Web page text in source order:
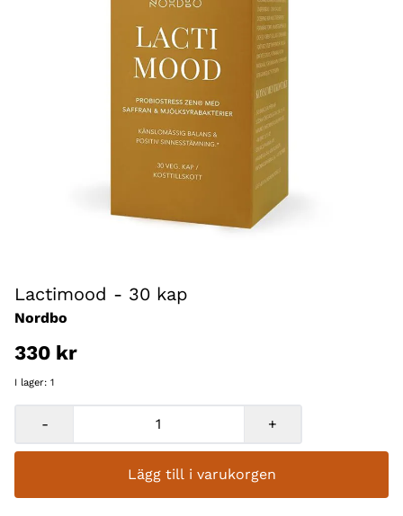
Lactimood - 30 kap
Nordbo
330 kr
I lager: 1
- +
Lägg till i varukorgen